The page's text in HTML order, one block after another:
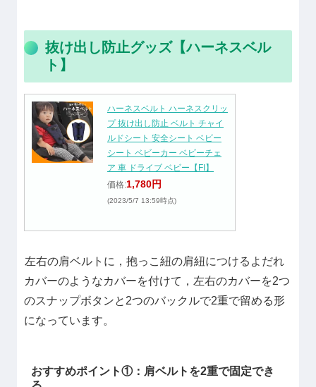
抜け出し防止グッズ【ハーネスベル
ト】
ハーネスベルト ハーネスクリッ
プ 抜け出し防止 ベルト チャイ
ルドシート 安全シート ベビー
シート ベビーカー ベビーチェ
ア 車 ドライブ ベビー【FI】
価格:1,780円
(2023/5/7 13:59時点)
左右の肩ベルトに，抱っこ紐の肩紐につけるよだれ
カバーのようなカバーを付けて，左右のカバーを2つ
のスナップボタンと2つのバックルで2重で留める形
になっています。
おすすめポイント①：肩ベルトを2重で固定でき